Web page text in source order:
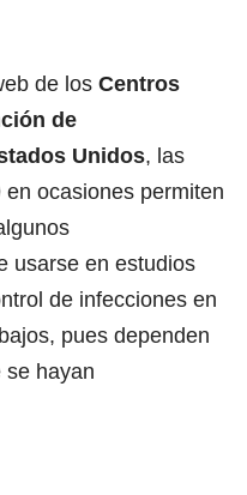
de los Centros
de
Unidos, las
ocasiones permiten
usarse en estudios
de infecciones en
pues dependen
se hayan